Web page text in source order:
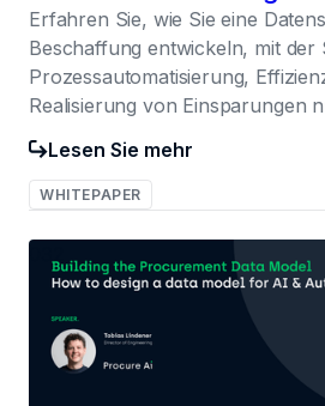
Erfahren Sie, wie Sie eine
Beschaffung entwickeln, mit der
Prozessautomatisierung,
Realisierung von Einsparungen
Lesen Sie mehr
WHITEPAPER